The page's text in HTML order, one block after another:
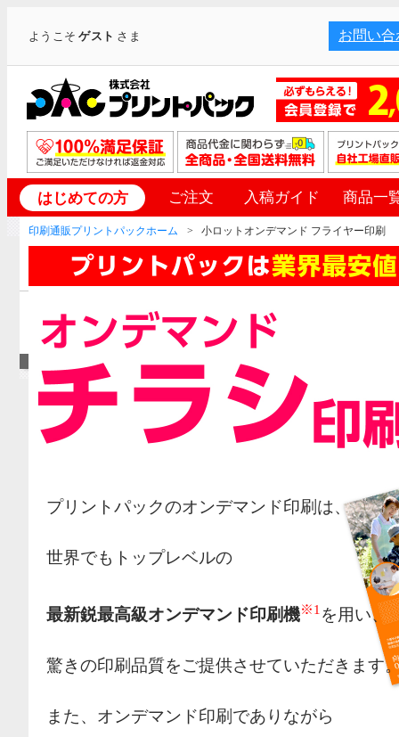
ようこそゲスト さま お問い合
はじめての方 ご注文 入稿ガイド 商品一
印刷通販プリントパックホーム 小ロットオンデマンド フライヤー印刷
プリントパックのオンデマンド印刷は、
世界でもトップレベルの
最新鋭最高級オンデマンド印刷機※1 を用い、
驚きの印刷品質をご提供させていただきます
また、オンデマンド印刷でありながら